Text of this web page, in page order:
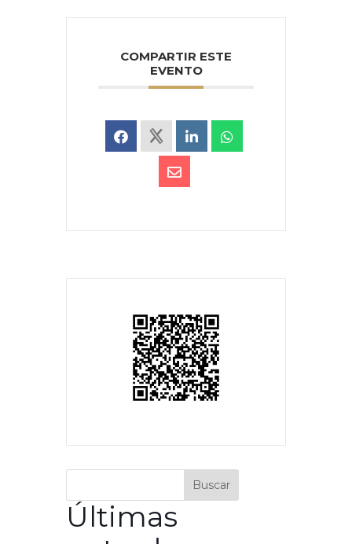
COMPARTIR ESTE
EVENTO
Buscar
Últimas